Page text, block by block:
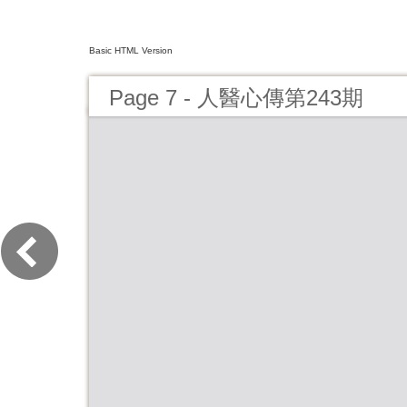
Basic HTML Version
Page 7 - 人醫心傳第243期